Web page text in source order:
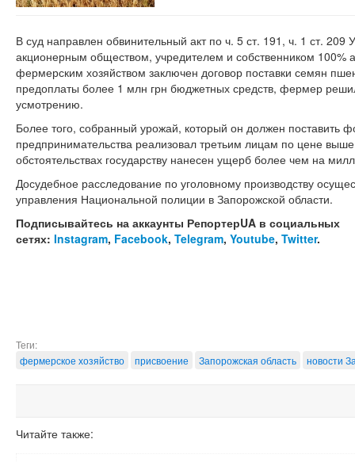
В суд направлен обвинительный акт по ч. 5 ст. 191, ч. 1 ст.
акционерным обществом, учредителем и собственником 100%
фермерским хозяйством заключен договор поставки семян
предоплаты более 1 млн грн бюджетных средств, фермер
усмотрению.
Более того, собранный урожай, который он должен поставить
предпринимательства реализовал третьим лицам по цене
обстоятельствах государству нанесен ущерб более чем на
Досудебное расследование по уголовному производству
управления Национальной полиции в Запорожской области.
Подписывайтесь на аккаунты РепортерUA в социальных
сетях: Instagram, Facebook, Telegram, Youtube, Twitter.
Теги:
фермерское хозяйство
присвоение Запорожская область новости
Читайте также: